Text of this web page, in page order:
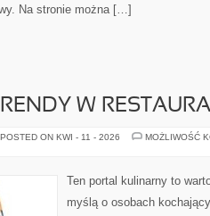
Na stronie można […]
W
POSTED ON KWI - 11 - 2026
MOŻLIWOŚĆ
Ten portal kulinarny to
myślą o osobach